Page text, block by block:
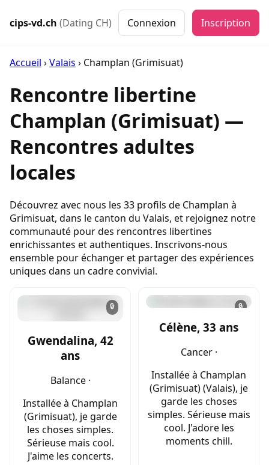
cips-vd.ch (Dating CH) Connexion Inscription
Accueil ›Valais › Champlan (Grimisuat)
Rencontre libertine
Champlan (Grimisuat) —
Rencontres adultes
locales
Découvrez avec nous les 33 profils de Champlan à
Grimisuat, dans le canton du Valais, et rejoignez notre
communauté pour des rencontres libertines
enrichissantes et authentiques. Inscrivons-nous
ensemble pour échanger et partager des expériences
uniques dans un cadre convivial.
🔒
Gwendalina, 42
ans
Balance ·
Installée à Champlan
(Grimisuat), je garde
les choses simples.
Sérieuse mais cool.
J'aime les concerts.
🔒
Célène, 33 ans
Cancer ·
Installée à Champlan
(Grimisuat) (Valais), je
garde les choses
simples. Sérieuse mais
cool. J'adore les
moments chill.